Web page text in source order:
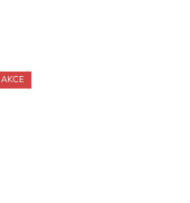
AKCE